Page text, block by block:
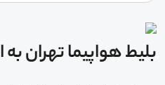
بلیط هواپیما تهران به